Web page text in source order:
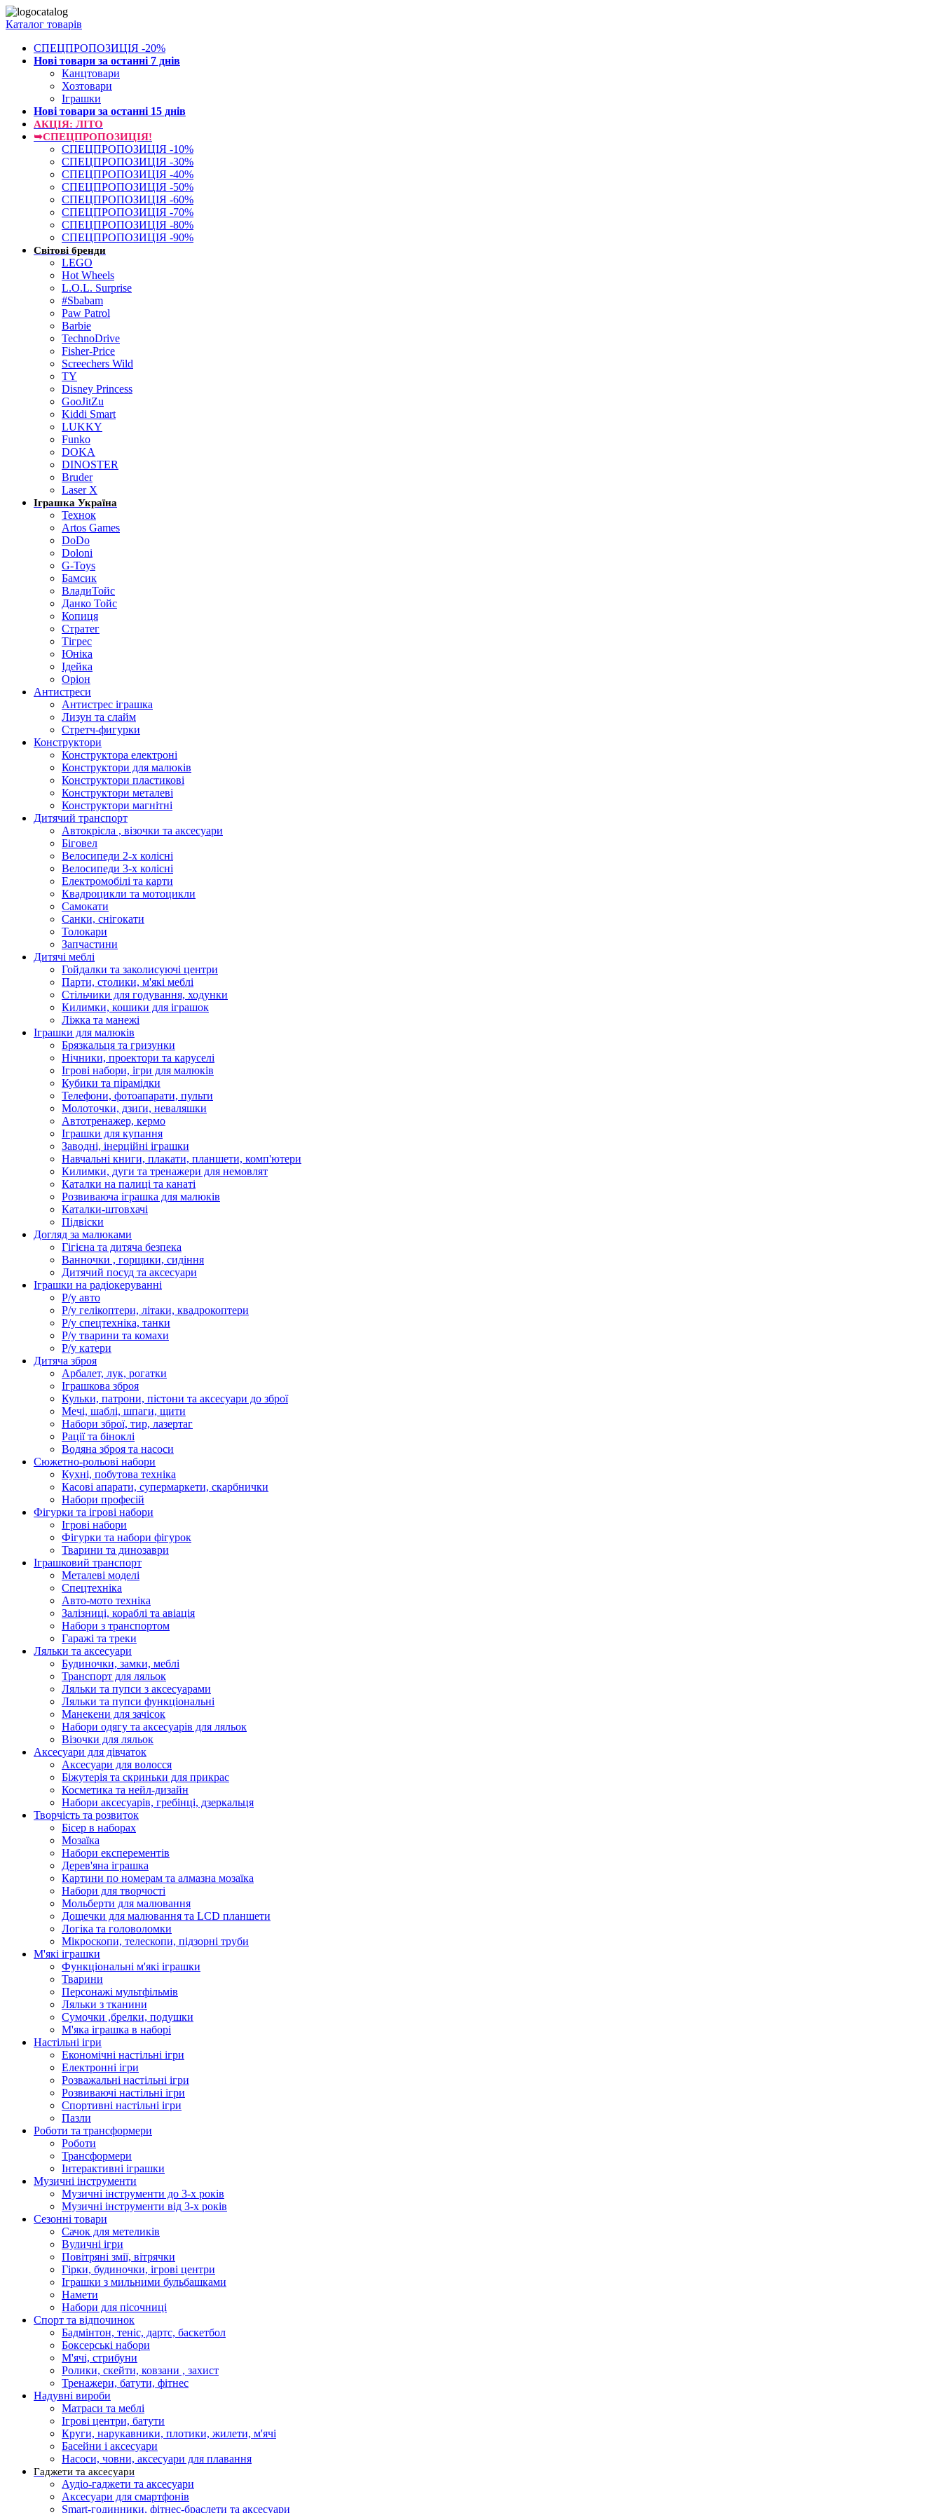
Каталог товарів
СПЕЦПРОПОЗИЦІЯ -20%
Нові товари за останнi 7 днiв
Канцтовари
Хозтовари
Іграшки
Нові товари за останнi 15 днiв
АКЦІЯ: ЛІТО
➥СПЕЦПРОПОЗИЦІЯ!
СПЕЦПРОПОЗИЦІЯ -10%
СПЕЦПРОПОЗИЦІЯ -30%
СПЕЦПРОПОЗИЦІЯ -40%
СПЕЦПРОПОЗИЦІЯ -50%
СПЕЦПРОПОЗИЦІЯ -60%
СПЕЦПРОПОЗИЦІЯ -70%
СПЕЦПРОПОЗИЦІЯ -80%
СПЕЦПРОПОЗИЦІЯ -90%
Світові бренди
LEGO
Hot Wheels
L.O.L. Surprise
#Sbabam
Paw Patrol
Barbie
TechnoDrive
Fisher-Price
Screechers Wild
TY
Disney Princess
GooJitZu
Kiddi Smart
LUKKY
Funko
DOKA
DINOSTER
Bruder
Laser X
Іграшка Україна
Технок
Artos Games
DoDo
Doloni
G-Toys
Бамсик
ВладиТойс
Данко Тойс
Копиця
Стратег
Тігрес
Юніка
Ідейка
Оріон
Антистреси
Антистрес іграшка
Лизун та слайм
Стретч-фигурки
Конструктори
Конструктора електроні
Конструктори для малюків
Конструктори пластикові
Конструктори металеві
Конструктори магнітні
Дитячий транспорт
Автокрісла , візочки та аксесуари
Біговел
Велосипеди 2-х колісні
Велосипеди 3-х колісні
Електромобілі та карти
Квадроцикли та мотоцикли
Самокати
Санки, снігокати
Толокари
Запчастини
Дитячі меблі
Гойдалки та заколисуючі центри
Парти, столики, м'які меблі
Стільчики для годування, ходунки
Килимки, кошики для іграшок
Ліжка та манежі
Іграшки для малюків
Брязкальця та гризунки
Нічники, проектори та каруселі
Ігрові набори, ігри для малюків
Кубики та пірамідки
Телефони, фотоапарати, пульти
Молоточки, дзиґи, неваляшки
Автотренажер, кермо
Іграшки для купання
Заводні, інерційні іграшки
Навчальні книги, плакати, планшети, комп'ютери
Килимки, дуги та тренажери для немовлят
Каталки на палиці та канаті
Розвиваюча іграшка для малюків
Каталки-штовхачі
Підвіски
Догляд за малюками
Гігієна та дитяча безпека
Ванночки , горщики, сидіння
Дитячий посуд та аксесуари
Іграшки на радіокеруванні
Р/у авто
Р/у гелікоптери, літаки, квадрокоптери
Р/у спецтехніка, танки
Р/у тварини та комахи
Р/у катери
Дитяча зброя
Арбалет, лук, рогатки
Іграшкова зброя
Кульки, патрони, пістони та аксесуари до зброї
Мечі, шаблі, шпаги, щити
Набори зброї, тир, лазертаг
Рації та біноклі
Водяна зброя та насоси
Сюжетно-рольові набори
Кухні, побутова техніка
Касові апарати, супермаркети, скарбнички
Набори професій
Фігурки та ігрові набори
Ігрові набори
Фігурки та набори фігурок
Тварини та динозаври
Іграшковий транспорт
Металеві моделі
Спецтехніка
Авто-мото техніка
Залізниці, кораблі та авіація
Набори з транспортом
Гаражі та треки
Ляльки та аксесуари
Будиночки, замки, меблі
Транспорт для ляльок
Ляльки та пупси з аксесуарами
Ляльки та пупси функціональні
Манекени для зачісок
Набори одягу та аксесуарів для ляльок
Візочки для ляльок
Аксесуари для дівчаток
Аксесуари для волосся
Біжутерія та скриньки для прикрас
Косметика та нейл-дизайн
Набори аксесуарів, гребінці, дзеркальця
Творчість та розвиток
Бісер в наборах
Мозаїка
Набори експерементів
Дерев'яна іграшка
Картини по номерам та алмазна мозаїка
Набори для творчості
Мольберти для малювання
Дощечки для малювання та LCD планшети
Логіка та головоломки
Мікроскопи, телескопи, підзорні труби
М'які іграшки
Функціональні м'які іграшки
Тварини
Персонажі мультфільмів
Ляльки з тканини
Сумочки ,брелки, подушки
М'яка іграшка в наборі
Настільні ігри
Економічні настільні ігри
Електронні ігри
Розважальні настільні ігри
Розвиваючі настільні ігри
Спортивні настільні ігри
Пазли
Роботи та трансформери
Роботи
Трансформери
Інтерактивні іграшки
Музичні інструменти
Музичні інструменти до 3-х років
Музичні інструменти від 3-х років
Сезонні товари
Сачок для метеликів
Вуличні ігри
Повітряні змії, вітрячки
Гірки, будиночки, ігрові центри
Іграшки з мильними бульбашками
Намети
Набори для пісочниці
Спорт та відпочинок
Бадмінтон, теніс, дартс, баскетбол
Боксерські набори
М'ячі, стрибуни
Ролики, скейти, ковзани , захист
Тренажери, батути, фітнес
Надувні вироби
Матраси та меблі
Ігрові центри, батути
Круги, нарукавники, плотики, жилети, м'ячі
Басейни і аксесуари
Насоси, човни, аксесуари для плавання
Гаджети та аксесуари
Аудіо-гаджети та аксесуари
Аксесуари для смартфонів
Smart-годинники, фітнес-браслети та аксесуари